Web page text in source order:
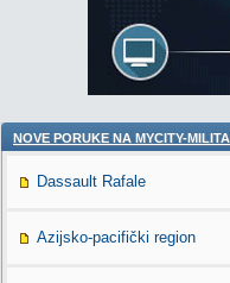
NOVE PORUKE NA MYCITY-
Dassault Rafale
Azijsko-pacifički region